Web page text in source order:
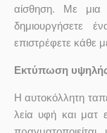
αίσθηση. Με μια
δημιουργήσετε
επιστρέφετε κάθε
Εκτύπωση
Η αυτοκόλλητη
λεία υφή και